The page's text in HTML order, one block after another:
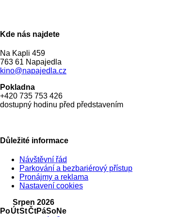
Kde nás najdete
Na Kapli 459
763 61 Napajedla
kino@napajedla.cz
Pokladna
+420 735 753 426
dostupný hodinu před představením
Důležité informace
Návštěvní řád
Parkování a bezbariérový přístup
Pronájmy a reklama
Nastavení cookies
Srpen 2026
PoÚtStČt PáSoNe